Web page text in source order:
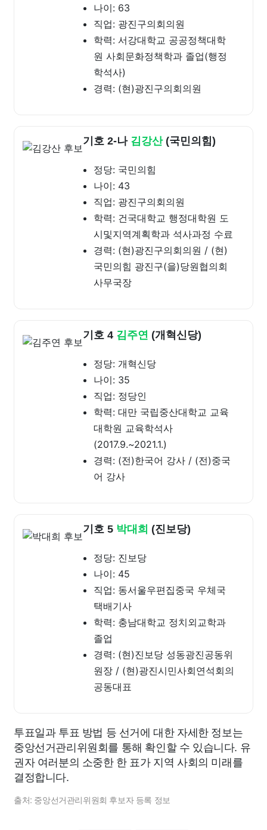
나이: 63
직업: 광진구의회의원
학력: 서강대학교 공공정책대학
원 사회문화정책학과 졸업(행정
학석사)
경력: (현)광진구의회의원
기호 2-나 김강산(국민의힘)
정당: 국민의힘
나이: 43
직업: 광진구의회의원
학력: 건국대학교 행정대학원 도
시및지역계획학과 석사과정 수료
경력: (현)광진구의회의원 / (현)
국민의힘 광진구(을)당원협의회
사무국장
기호 4 김주연 (개혁신당)
정당: 개혁신당
나이: 35
직업: 정당인
학력: 대만 국립중산대학교 교육
대학원 교육학석사
(2017.9.~2021.1.)
경력: (전)한국어 강사 / (전)중국
어 강사
기호 5 박대희 (진보당)
정당: 진보당
나이: 45
직업: 동서울우편집중국 우체국
택배기사
학력: 충남대학교 정치외교학과
졸업
경력: (현)진보당 성동광진공동위
원장 / (현)광진시민사회연석회의
공동대표
투표일과 투표 방법 등 선거에 대한 자세한 정보는
중앙선거관리위원회를 통해 확인할 수 있습니다. 유
권자 여러분의 소중한 한 표가 지역 사회의 미래를
결정합니다.
출처: 중앙선거관리위원회 후보자 등록 정보